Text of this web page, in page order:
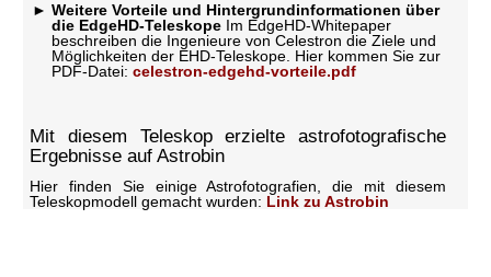
Weitere Vorteile und Hintergrundinformationen über
die EdgeHD-Teleskope Im EdgeHD-Whitepaper
beschreiben die Ingenieure von Celestron die Ziele und
Möglichkeiten der EHD-Teleskope. Hier kommen Sie zur
PDF-Datei:celestron-edgehd-vorteile.pdf
Mit diesem Teleskop erzielte astrofotografische
Ergebnisse auf Astrobin
Hier finden Sie einige Astrofotografien, die mit diesem
Teleskopmodell gemacht wurden: Link zu Astrobin